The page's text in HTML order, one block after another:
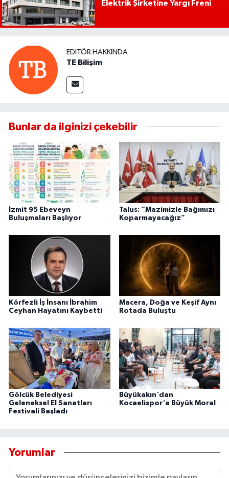
Elektrik Şirketine Yargı Freni
EDITÖR HAKKINDA
TE Bilişim
Bunlar da ilginizi çekebilir
İzmit 95 Ebeveyn
Buluşmaları Başlıyor
Talus: “Mazimizle Bağımızı
Koparmayacağız”
Körfezli İş İnsanı İbrahim
Ceyhan Hayatını Kaybetti
Macera, Doğa ve Keşif Aynı
Rotada Buluştu
Gölcük Belediyesi
Geleneksel El Sanatları
Festivali Başladı
Büyükakın'dan
Kocaelispor'a Büyük Moral
Yorumlar